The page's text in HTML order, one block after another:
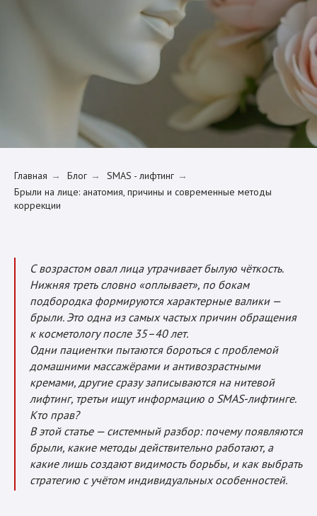
Главная → Блог → SMAS - лифтинг →
Брыли на лице: анатомия, причины и современные методы
коррекции
С возрастом овал лица утрачивает былую чёткость.
Нижняя треть словно «оплывает», по бокам
подбородка формируются характерные валики —
брыли. Это одна из самых частых причин обращения
к косметологу после 35–40 лет.
Одни пациентки пытаются бороться с проблемой
домашними массажёрами и антивозрастными
кремами, другие сразу записываются на нитевой
лифтинг, третьи ищут информацию о SMAS-лифтинге.
Кто прав?
В этой статье — системный разбор: почему появляются
брыли, какие методы действительно работают, а
какие лишь создают видимость борьбы, и как выбрать
стратегию с учётом индивидуальных особенностей.